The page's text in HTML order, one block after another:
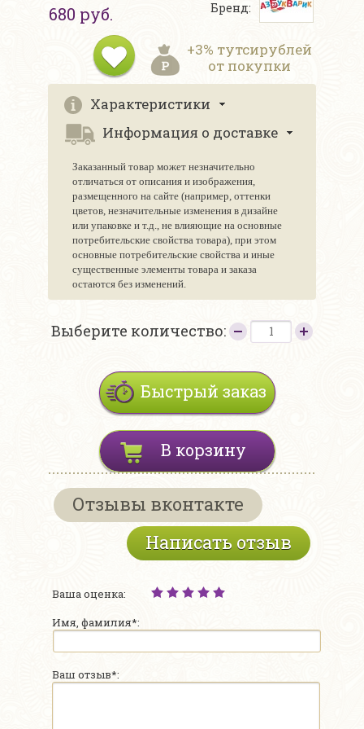
680 руб. Бренд:
+3% тутсирублей
от покупки
Характеристики
Информация о доставке
Заказанный товар может незначительно
отличаться от описания и изображения,
размещенного на сайте (например, оттенки
цветов, незначительные изменения в дизайне
или упаковке и т.д., не влияющие на основные
потребительские свойства товара), при этом
основные потребительские свойства и иные
существенные элементы товара и заказа
остаются без изменений.
Выберите количество:
Быстрый заказ
В корзину
Отзывы вконтакте
Написать отзыв
Ваша оценка:
Имя, фамилия*:
Ваш отзыв*: